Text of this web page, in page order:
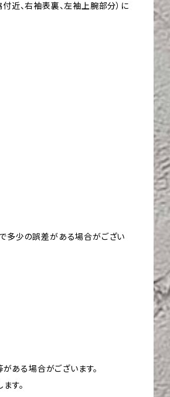
近、右袖表裏、左袖上腕部分）に
多少の誤差がある場合がござい
ある場合がございます。
す。